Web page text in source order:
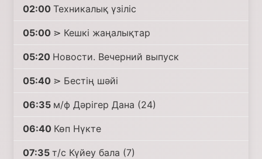
02:00 Техникалық үзіліс
05:00 ⋗ Кешкі жаңалықтар
05:20 Новости. Вечерний выпуск
05:40 ⋗ Бестің шәйі
06:35 м/ф Дәрігер Дана (24)
06:40 Көп Нүкте
07:35 т/с Күйеу бала (7)